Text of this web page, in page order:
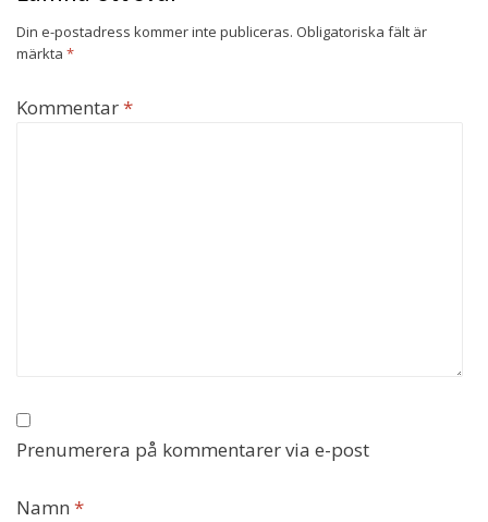
Din e-postadress kommer inte publiceras. Obligatoriska fält är
märkta *
Kommentar*
Prenumerera på kommentarer via e-post
Namn *